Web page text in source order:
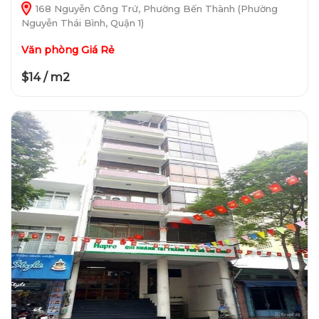
168 Nguyễn Công Trứ, Phường Bến Thành (Phường
Nguyễn Thái Bình, Quận 1)
Văn phòng Giá Rẻ
$14 / m2